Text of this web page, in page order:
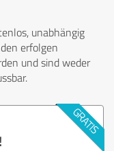
unabhängig
erfolgen
und sind weder